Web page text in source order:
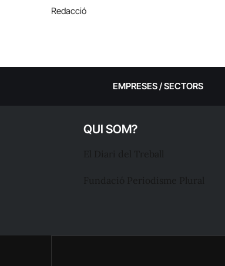
Redacció
EMPRESES / SECTORS
QUI SOM?